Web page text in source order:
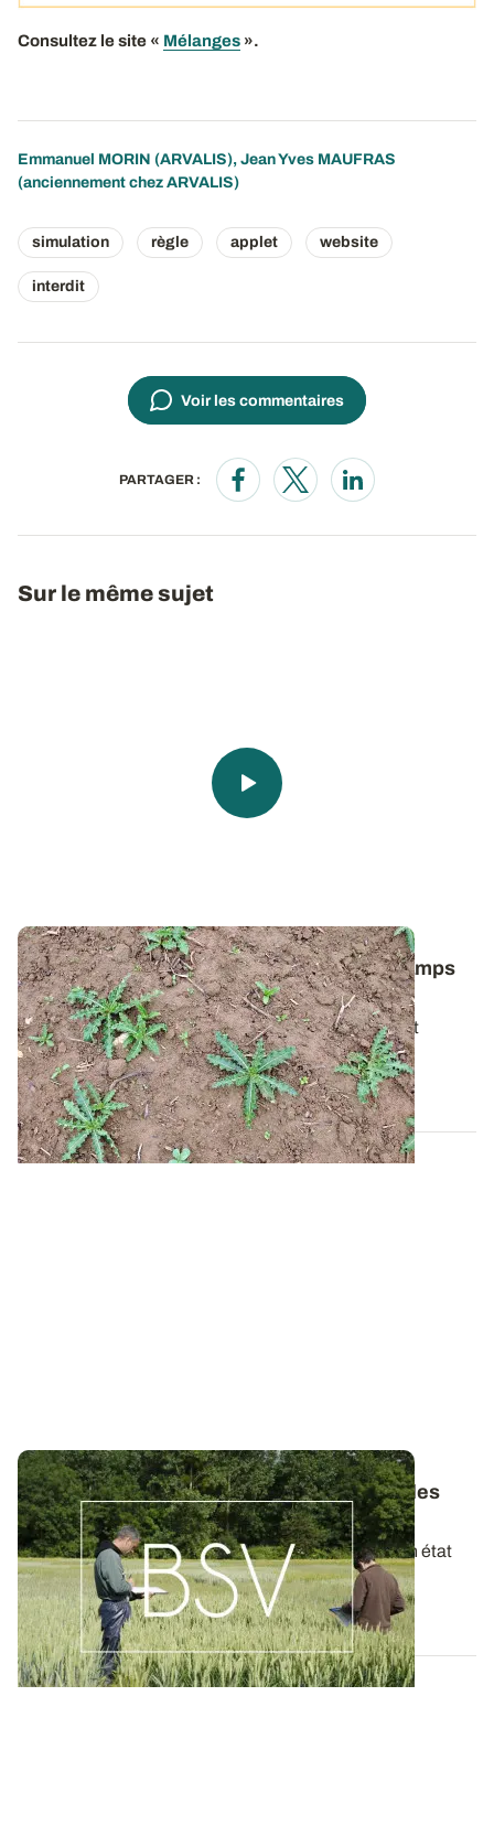
Consultez le site « Mélanges ».
Emmanuel MORIN (ARVALIS), Jean Yves MAUFRAS
(anciennement chez ARVALIS)
simulation règle applet website
interdit
Voir les commentaires
PARTAGER :
Opens in a new window
Opens in a new window
Opens in a new
Sur le même sujet
Comment lutter contre le chardon des champs
dans les céréales ?
Pour bien gérer cette plante vivace particulièrement
tenace, il faut avant tout comprendre...
06 AOÛT 2026
Bulletins de Santé du Végétal - Consultez les
derniers BSV de votre région
Ces bulletins, publiés chaque semaine, dressent un état
des lieux exhaustif des cultures...
19 MAI 2026